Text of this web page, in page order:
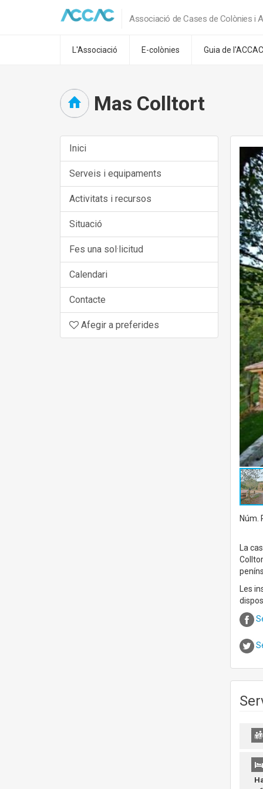
Associació de Cases de Colònies i
L'Associació E-colònies Guia de l'ACCAC
Mas Colltort
Inici
Serveis i equipaments
Activitats i recursos
Situació
Fes una sol·licitud
Calendari
Contacte
Afegir a preferides
Núm.
La
Les